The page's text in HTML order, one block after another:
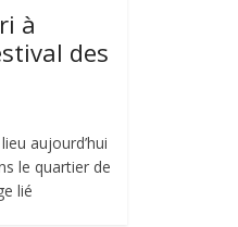
à
des
aujourd’hui
le quartier de
lié